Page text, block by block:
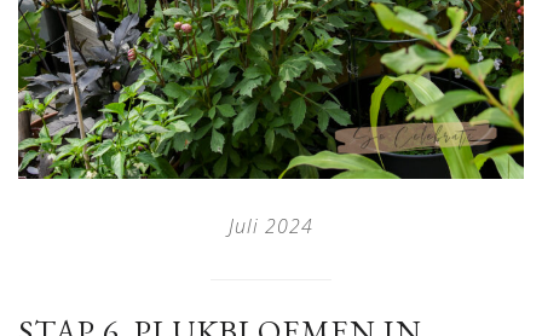
Juli 2024